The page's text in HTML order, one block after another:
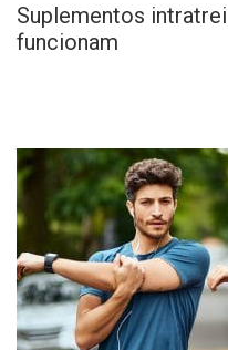
Suplementos
funcionam